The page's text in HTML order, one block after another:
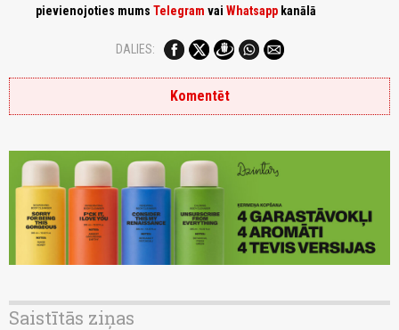
pievienojoties mums Telegram vai Whatsapp kanālā
DALIES:
Komentēt
Saistītās ziņas